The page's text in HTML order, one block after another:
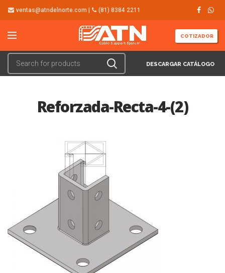
ventas@atndelnorte.com | (81) 8384 2211
COTIZADOR
DESCARGAR CATÁLOGO
Reforzada-Recta-4-(2)